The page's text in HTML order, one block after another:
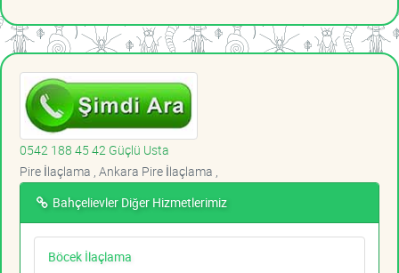
0542 188 45 42 Güçlü Usta
Pire İlaçlama , Ankara Pire İlaçlama ,
Bahçelievler Diğer Hizmetlerimiz
Böcek İlaçlama